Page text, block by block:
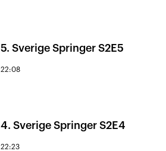
5. Sverige Springer S2E5
22:08
4. Sverige Springer S2E4
22:23